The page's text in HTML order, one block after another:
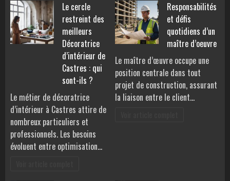
Le cercle
restreint des
meilleurs
Décoratrice
d’intérieur de
Castres : qui
sont-ils ?
Le métier de décoratrice
d’intérieur à Castres attire de
nombreux particuliers et
professionnels. Les besoins
évoluent entre optimisation…
Responsabilités
et défis
quotidiens d’un
maître d’oeuvre
Le maître d’œuvre occupe une
position centrale dans tout
projet de construction, assurant
la liaison entre le client…